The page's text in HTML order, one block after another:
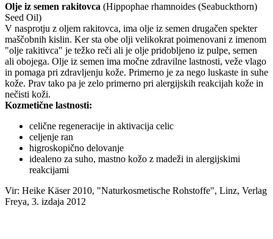
Olje iz semen rakitovca (Hippophae rhamnoides (Seabuckthorn)
Seed Oil)
V nasprotju z oljem rakitovca, ima olje iz semen drugačen spekter
maščobnih kislin. Ker sta obe olji velikokrat poimenovani z imenom
"olje rakitivca" je težko reči ali je olje pridobljeno iz pulpe, semen
ali obojega. Olje iz semen ima močne zdravilne lastnosti, veže vlago
in pomaga pri zdravljenju kože. Primerno je za nego luskaste in suhe
kože. Prav tako pa je zelo primerno pri alergijskih reakcijah kože in
nečisti koži.
Kozmetične lastnosti:
celične regeneracije in aktivacija celic
celjenje ran
higroskopično delovanje
idealeno za suho, mastno kožo z madeži in alergijskimi
reakcijami
Vir: Heike Käser 2010, "Naturkosmetische Rohstoffe", Linz, Verlag
Freya, 3. izdaja 2012